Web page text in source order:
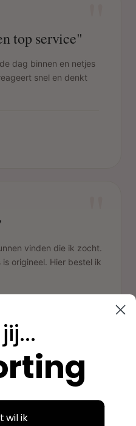
top service"
dag binnen en netjes
snel en denkt
vinden die ik zocht.
origineel. Hier bestel ik
"
wil ik